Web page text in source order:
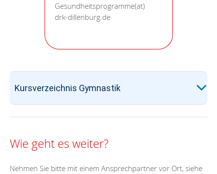
Gesundheitsprogramme(at)
drk-dillenburg.de
Kursverzeichnis Gymnastik
Wie geht es weiter?
Nehmen Sie bitte mit einem Ansprechpartner vor Ort, siehe